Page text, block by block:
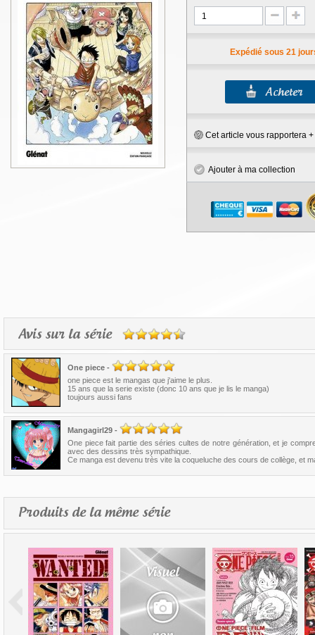
Expédié sous 21
Cet article vous rapportera +
Ajouter à ma collection
Avis sur la série
One piece -
one piece est le mangas que j'aime le plus.
15 ans que la serie existe (donc 10 ans que je lis le manga)
toujours aussi fans
Mangagirl29 -
One piece fait partie des séries cultes de notre génération, et je
avec des dessins très sympathique.
Ce manga est devenu très vite la coqueluche des cours de collège, et
Produits de la même série